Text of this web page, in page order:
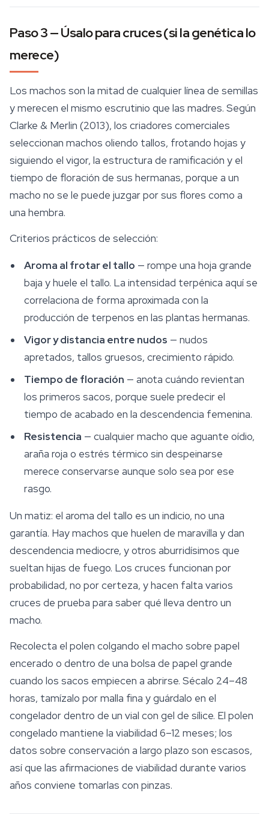
Paso 3 — Úsalo para cruces (si la genética lo
merece)
Los machos son la mitad de cualquier línea de semillas
y merecen el mismo escrutinio que las madres. Según
Clarke & Merlin (2013), los criadores comerciales
seleccionan machos oliendo tallos, frotando hojas y
siguiendo el vigor, la estructura de ramificación y el
tiempo de floración de sus hermanas, porque a un
macho no se le puede juzgar por sus flores como a
una hembra.
Criterios prácticos de selección:
Aroma al frotar el tallo — rompe una hoja grande
baja y huele el tallo. La intensidad terpénica aquí se
correlaciona de forma aproximada con la
producción de terpenos en las plantas hermanas.
Vigor y distancia entre nudos — nudos
apretados, tallos gruesos, crecimiento rápido.
Tiempo de floración — anota cuándo revientan
los primeros sacos, porque suele predecir el
tiempo de acabado en la descendencia femenina.
Resistencia — cualquier macho que aguante oídio,
araña roja o estrés térmico sin despeinarse
merece conservarse aunque solo sea por ese
rasgo.
Un matiz: el aroma del tallo es un indicio, no una
garantía. Hay machos que huelen de maravilla y dan
descendencia mediocre, y otros aburridísimos que
sueltan hijas de fuego. Los cruces funcionan por
probabilidad, no por certeza, y hacen falta varios
cruces de prueba para saber qué lleva dentro un
macho.
Recolecta el polen colgando el macho sobre papel
encerado o dentro de una bolsa de papel grande
cuando los sacos empiecen a abrirse. Sécalo 24–48
horas, tamízalo por malla fina y guárdalo en el
congelador dentro de un vial con gel de sílice. El polen
congelado mantiene la viabilidad 6–12 meses; los
datos sobre conservación a largo plazo son escasos,
así que las afirmaciones de viabilidad durante varios
años conviene tomarlas con pinzas.